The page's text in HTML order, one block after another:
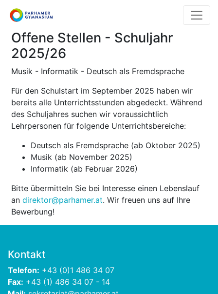
Direkt
zum
Offene Stellen - Schuljahr
2025/26
Musik - Informatik - Deutsch als Fremdsprache
Für den Schulstart im September 2025 haben wir
bereits alle Unterrichtsstunden abgedeckt. Während
des Schuljahres suchen wir voraussichtlich
Lehrpersonen für folgende Unterrichtsbereiche:
Deutsch als Fremdsprache (ab Oktober 2025)
Musik (ab November 2025)
Informatik (ab Februar 2026)
Bitte übermitteln Sie bei Interesse einen Lebenslauf
an direktor@parhamer.at. Wir freuen uns auf Ihre
Bewerbung!
Kontakt
Telefon: +43 (0)1 486 34 07
Fax: +43 (1) 486 34 07 - 14